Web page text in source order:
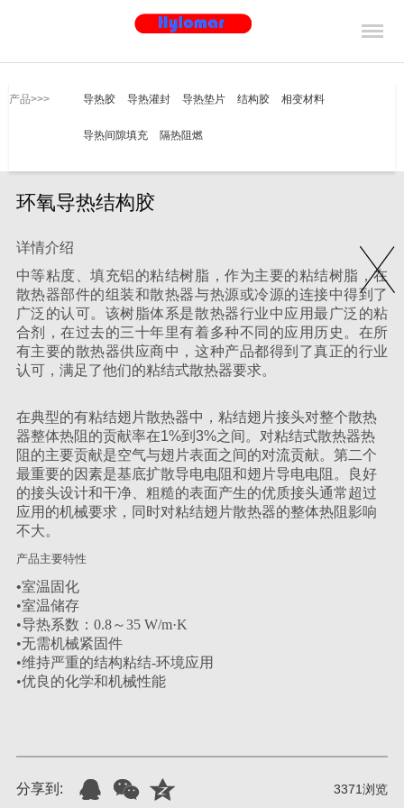
产品>>> 导热胶 导热灌封 导热垫片 结构胶 相变材料
导热间隙填充 隔热阻燃
环氧导热结构胶
详情介绍
中等粘度、填充铝的粘结树脂，作为主要的粘结树脂，在
散热器部件的组装和散热器与热源或冷源的连接中得到了
广泛的认可。该树脂体系是散热器行业中应用最广泛的粘
合剂，在过去的三十年里有着多种不同的应用历史。在所
有主要的散热器供应商中，这种产品都得到了真正的行业
认可，满足了他们的粘结式散热器要求。
在典型的有粘结翅片散热器中，粘结翅片接头对整个散热
器整体热阻的贡献率在1%到3%之间。对粘结式散热器热
阻的主要贡献是空气与翅片表面之间的对流贡献。第二个
最重要的因素是基底扩散导电电阻和翅片导电电阻。良好
的接头设计和干净、粗糙的表面产生的优质接头通常超过
应用的机械要求，同时对粘结翅片散热器的整体热阻影响
不大。
产品主要特性
•室温固化
•室温储存
•导热系数：0.8～35 W/m·K
•无需机械紧固件
•维持严重的结构粘结-环境应用
•优良的化学和机械性能
3371浏览
分享到: